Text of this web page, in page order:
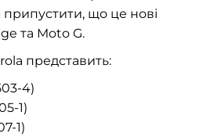
що це нові
та Moto G.
представить:
4)
1)
1)